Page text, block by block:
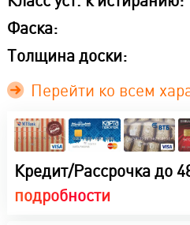
Фаска:
Толщина доски:
Перейти ко всем
Кредит/Рассрочка до
подробности